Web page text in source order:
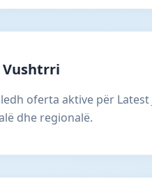
Vushtrri
oferta aktive për
dhe regionalë.